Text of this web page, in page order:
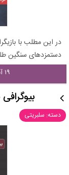
در این مطلب با
دستمزدهای سنگین
۱۹ آبان ۱۳۹۷ - ۱۱:۲۱
دسته: سلبریتی